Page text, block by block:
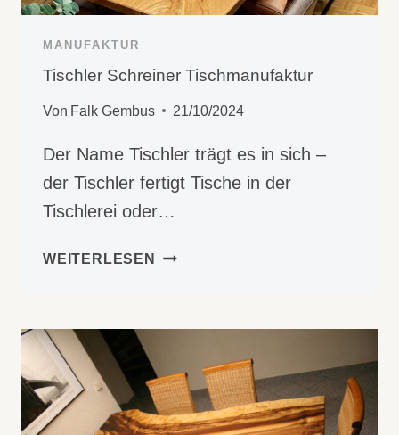
MANUFAKTUR
Tischler Schreiner Tischmanufaktur
Von Falk Gembus 21/10/2024
Der Name Tischler trägt es in sich –
der Tischler fertigt Tische in der
Tischlerei oder…
WEITERLESEN
TISCHLER